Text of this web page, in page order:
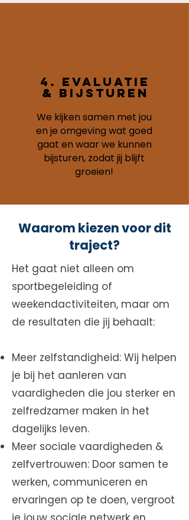
4. Evaluatie
& Bijsturen
We kijken samen met jou
en je omgeving wat goed
gaat en waar we kunnen
bijsturen, zodat jij blijft
groeien!
Waarom kiezen voor dit
traject?
Het gaat niet alleen om
sportbegeleiding of
weekendactiviteiten, maar om
de resultaten die jij behaalt:
Meer zelfstandigheid: Wij helpen
je bij het aanleren van
vaardigheden die jou sterker en
zelfredzamer maken in het
dagelijks leven.
Meer sociale vaardigheden &
zelfvertrouwen: Door samen te
werken, communiceren en
ervaringen op te doen, vergroot